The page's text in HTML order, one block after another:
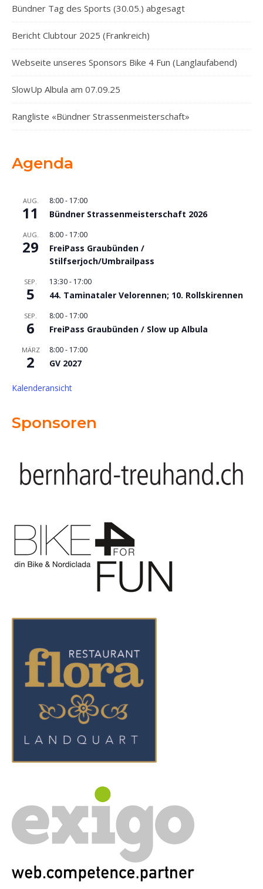
Bündner Tag des Sports (30.05.) abgesagt
Bericht Clubtour 2025 (Frankreich)
Webseite unseres Sponsors Bike 4 Fun (Langlaufabend)
SlowUp Albula am 07.09.25
Rangliste «Bündner Strassenmeisterschaft»
Agenda
AUG.
11
8:00- 17:00
Bündner Strassenmeisterschaft 2026
AUG.
29
8:00- 17:00
FreiPass Graubünden /
Stilfserjoch/Umbrailpass
SEP.
5
13:30- 17:00
44. Taminataler Velorennen; 10. Rollskirennen
SEP.
6
8:00- 17:00
FreiPass Graubünden / Slow up Albula
MÄRZ
2
8:00- 17:00
GV 2027
Kalenderansicht
Sponsoren